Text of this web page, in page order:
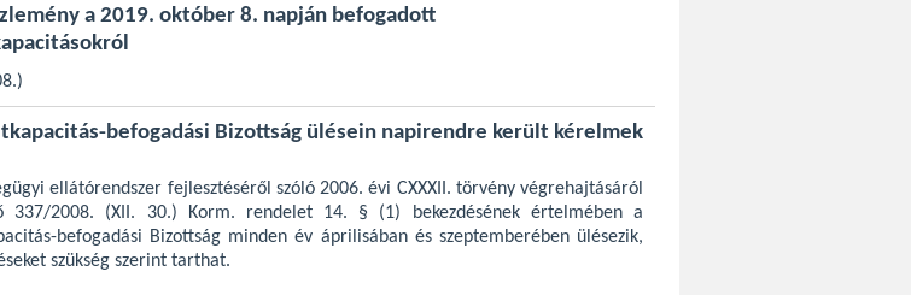
a 2019. október 8. napján befogadott
befogadási Bizottság ülésein napirendre került kérelmek
ellátórendszer fejlesztéséről szóló 2006. évi CXXXII. törvény végrehajtásáról
337/2008. (XII. 30.) Korm. rendelet 14. § (1) bekezdésének értelmében a
befogadási Bizottság minden év áprilisában és szeptemberében ülésezik,
szükség szerint tarthat.